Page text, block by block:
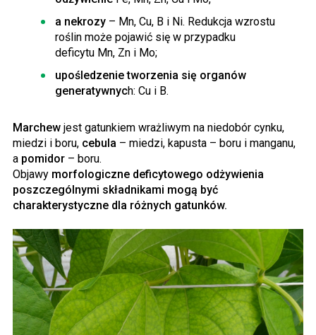
a nekrozy – Mn, Cu, B i Ni. Redukcja wzrostu
roślin może pojawić się w przypadku
deficytu Mn, Zn i Mo;
upośledzenie tworzenia się organów
generatywnych: Cu i B.
Marchew jest gatunkiem wrażliwym na niedobór cynku,
miedzi i boru, cebula – miedzi, kapusta – boru i manganu,
a pomidor – boru.
Objawy morfologiczne deficytowego odżywienia
poszczególnymi składnikami mogą być
charakterystyczne dla różnych gatunków.